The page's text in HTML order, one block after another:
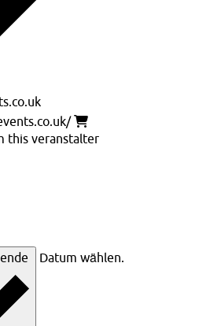
this veranstalter
Datum wählen.